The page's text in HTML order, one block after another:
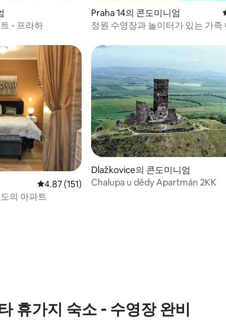
- 프라하
Praha 14의 콘도미니엄
정원 수영장과 놀이터가 있는 가족
평점 4.87점(5점 만점), 후기 151개
4.87 (151)
의 아파트
Dlažkovice의 콘도미니엄
Chalupa u dědy Apartmán 2KK
휴가지 숙소 - 수영장 완비